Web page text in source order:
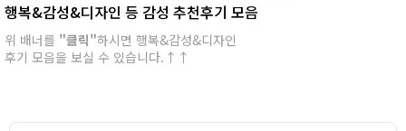
행복&감성&디자인 등 감성 추천후기 모음
위 배너를 "클릭"하시면 행복&감성&디자인
후기 모음을 보실 수 있습니다.↑↑